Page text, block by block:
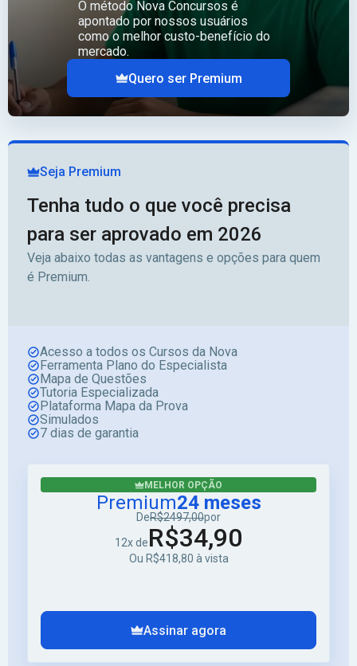
O método Nova Concursos é
apontado por nossos usuários
como o melhor custo-benefício do
mercado.
Quero ser Premium
Seja Premium
Tenha tudo o que você precisa
para ser aprovado em 2026
Veja abaixo todas as vantagens e opções para quem
é Premium.
Acesso a todos os Cursos da Nova
Ferramenta Plano do Especialista
Mapa de Questões
Tutoria Especializada
Plataforma Mapa da Prova
Simulados
7 dias de garantia
MELHOR OPÇÃO
Premium24 meses
DeR$2497,00por
12x deR$34,90
Ou R$418,80 à vista
Assinar agora